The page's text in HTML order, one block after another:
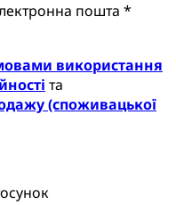
пошта *
використання
та
(споживацької